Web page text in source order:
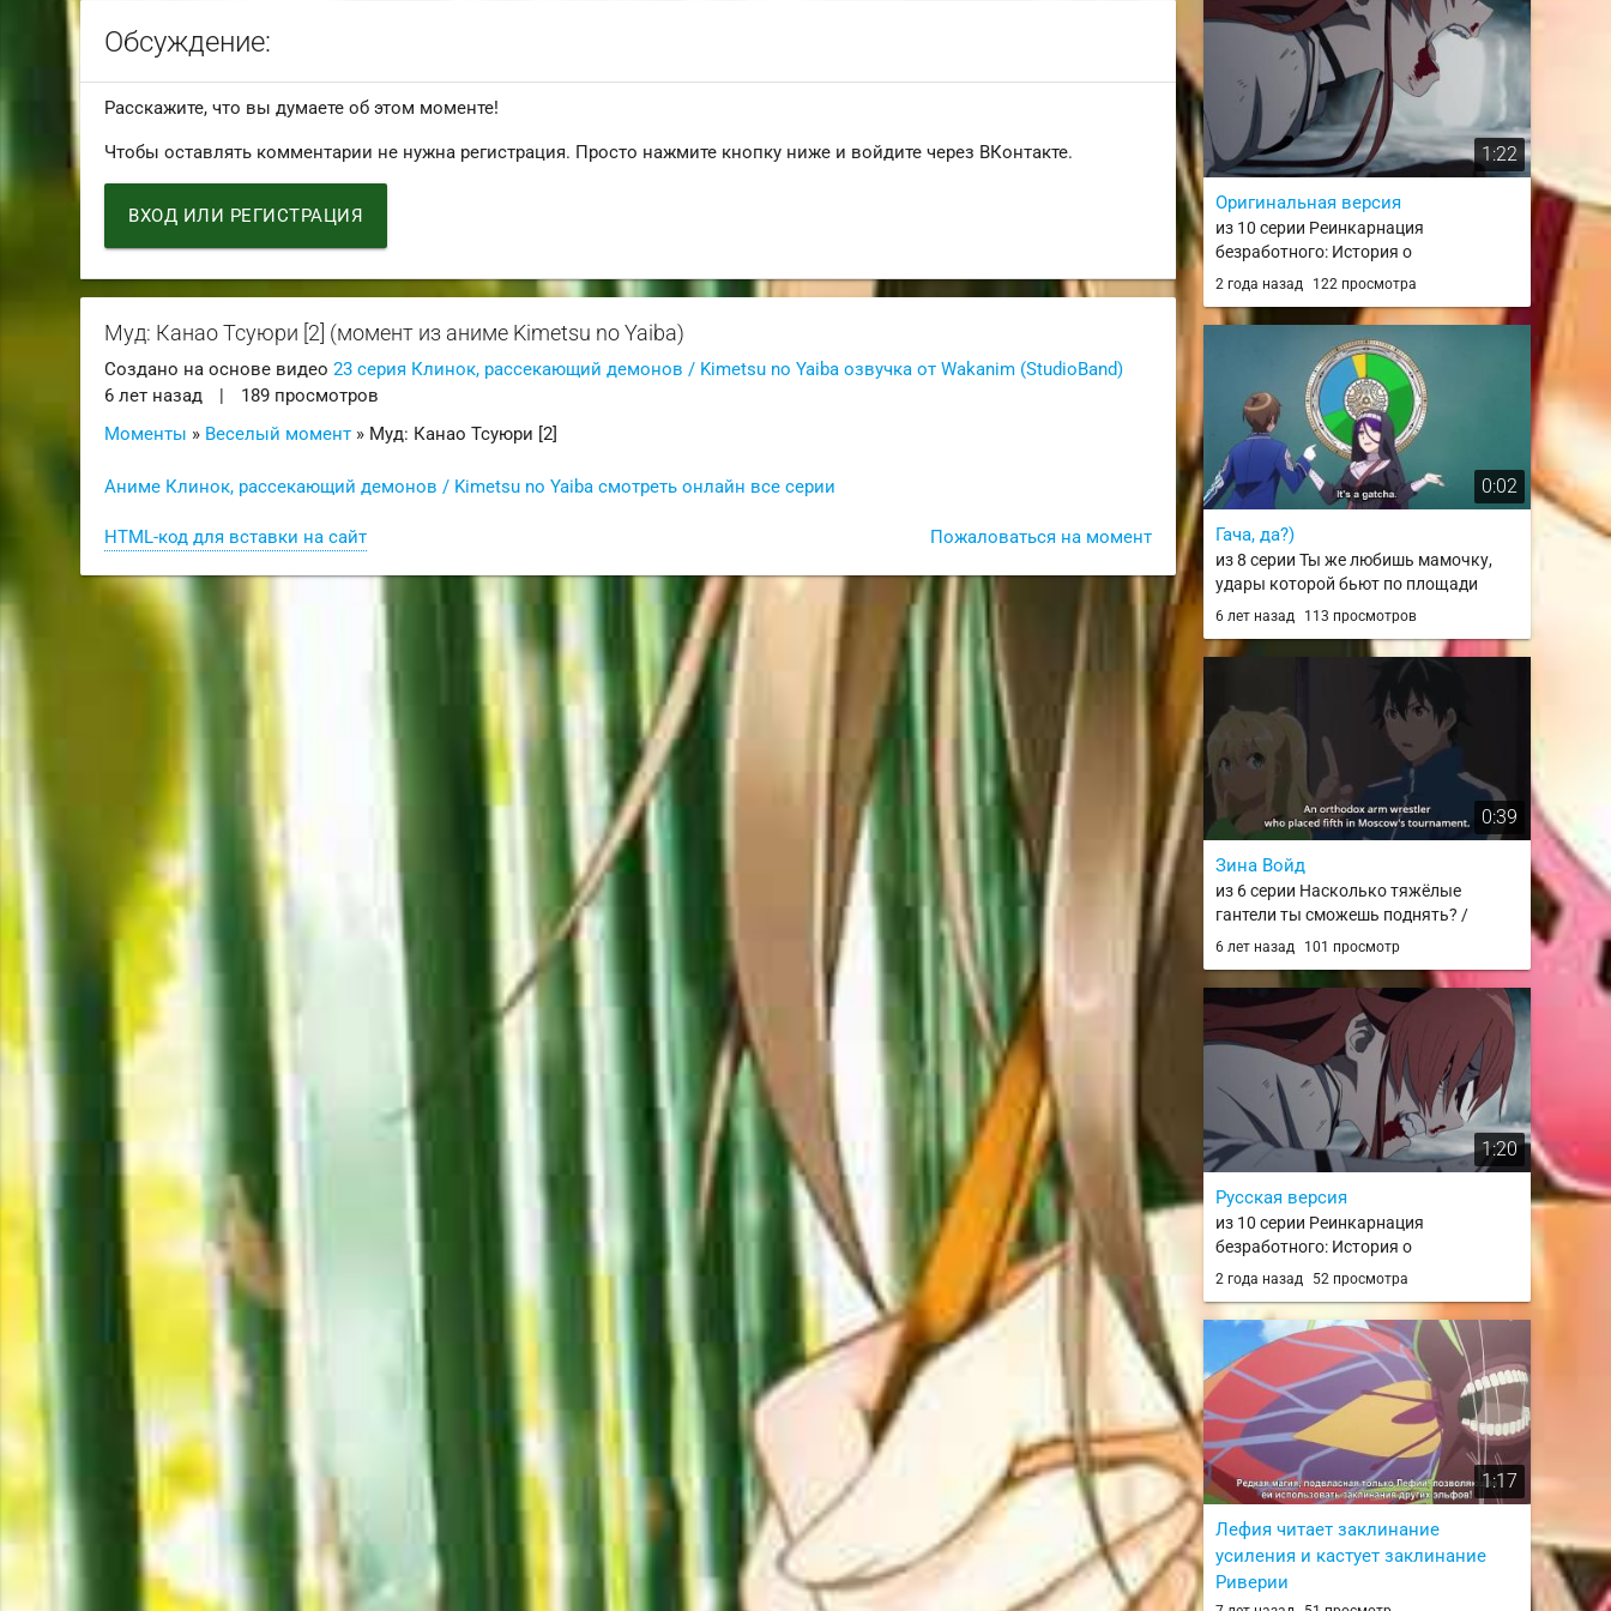
Обсуждение:
Расскажите, что вы думаете об этом моменте!
Чтобы оставлять комментарии не нужна регистрация. Просто нажмите кнопку ниже и войдите через ВКонтакте.
ВХОД ИЛИ РЕГИСТРАЦИЯ
Муд: Канао Тсуюри [2] (момент из аниме Kimetsu no Yaiba)
Создано на основе видео23 серия Клинок, рассекающий демонов / Kimetsu no Yaiba озвучка от Wakanim (StudioBand)
6 лет назад
|
189 просмотров
Моменты » Веселый момент » Муд: Канао Тсуюри [2]
Аниме Клинок, рассекающий демонов / Kimetsu no Yaiba смотреть онлайн все серии
Пожаловаться на момент
HTML-код для вставки на сайт
1:22
Оригинальная версия
из 10 серии Реинкарнация
безработного: История о
приключениях в другом мире. Часть 2
Dasu Part 2
2 года назад 122 просмотра
0:02
Гача, да?)
из 8 серии Ты же любишь мамочку,
удары которой бьют по площади
двойным уроном? / Tsuujou Kougeki ga
Okaasan wa Suki desu ka?
6 лет назад 113 просмотров
0:39
Зина Войд
из 6 серии Насколько тяжёлые
гантели ты сможешь поднять? /
Dumbbell Nan Kilo Moteru?
6 лет назад 101 просмотр
1:20
Русская версия
из 10 серии Реинкарнация
безработного: История о
приключениях в другом мире. Часть 2
Dasu Part 2
2 года назад 52 просмотра
1:17
Лефия читает заклинание
усиления и кастует заклинание
Риверии
из 3 серии Может, я встречу тебя в